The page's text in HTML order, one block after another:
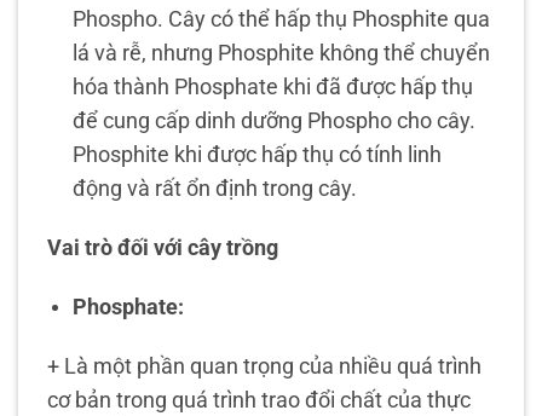
Phospho. Cây có thể hấp thụ Phosphite qua
lá và rễ, nhưng Phosphite không thể chuyển
hóa thành Phosphate khi đã được hấp thụ
để cung cấp dinh dưỡng Phospho cho cây.
Phosphite khi được hấp thụ có tính linh
động và rất ổn định trong cây.
Vai trò đối với cây trồng
Phosphate:
+ Là một phần quan trọng của nhiều quá trình
cơ bản trong quá trình trao đổi chất của thực